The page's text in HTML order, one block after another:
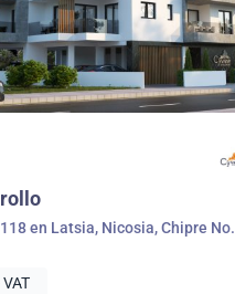
en Latsia, Nicosia, Chipre No.
VAT